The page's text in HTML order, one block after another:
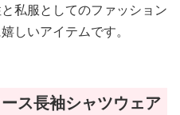
私服としてのファッション
しいアイテムです。
ス長袖シャツウェア